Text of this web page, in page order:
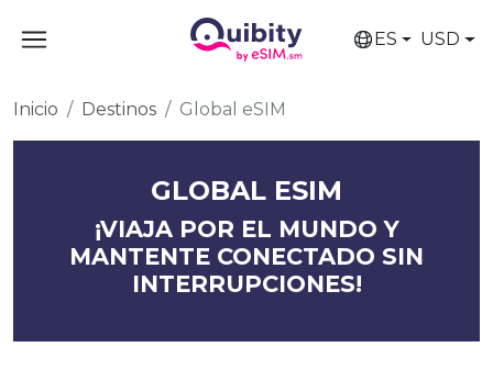
ES USD
Inicio Destinos Global eSIM
GLOBAL ESIM
¡VIAJA POR EL MUNDO Y
MANTENTE CONECTADO SIN
INTERRUPCIONES!